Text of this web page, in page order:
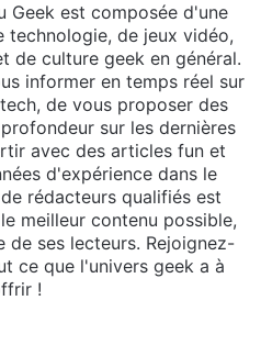
Geek est composée d'une
technologie, de jeux vidéo,
de culture geek en général.
informer en temps réel sur
de vous proposer des
sur les dernières
avec des articles fun et
d'expérience dans le
rédacteurs qualifiés est
meilleur contenu possible,
ses lecteurs. Rejoignez-
ce que l'univers geek a à
!